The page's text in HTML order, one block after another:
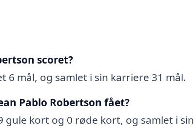
scoret?
6 mål, og samlet i sin karriere 31 mål.
Pablo Robertson fået?
gule kort og 0 røde kort, og samlet i sin